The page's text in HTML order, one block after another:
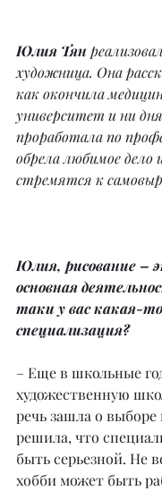
Юлия Тян
художница. Она
как окончила
университет и ни
проработала по
обрела любимое дело
стремятся к
Юлия, рисование –
основная
таки у вас какая-
специализация?
– Еще в школьные
художественную
речь зашла о
решила, что
быть серьезной. Не
хобби может быть